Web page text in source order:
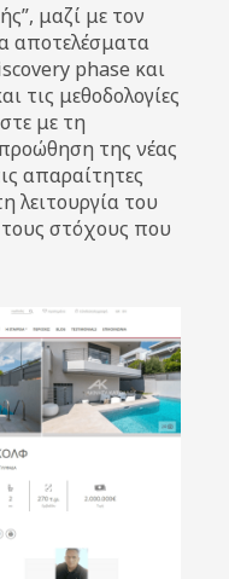
μαζί με τον
αποτελέσματα
phase και
τις μεθοδολογίες
με τη
της νέας
απαραίτητες
λειτουργία του
στόχους που